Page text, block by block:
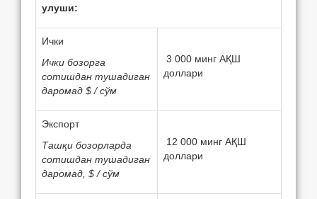
улуши:
Ички
Ички бозорга
сотишдан тушадиган
даромад $ / сўм
3 000 минг АҚШ
доллари
Экспорт
Ташқи бозорларда
сотишдан тушадиган
даромад, $ / сўм
12 000 минг АҚШ
доллари